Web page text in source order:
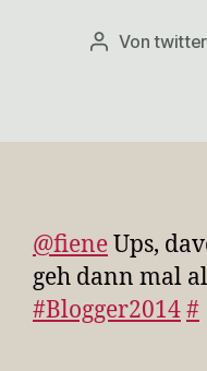
Beitragsautor
Vontwitter
@fieneUps,
geh dann mal
#Blogger2014#